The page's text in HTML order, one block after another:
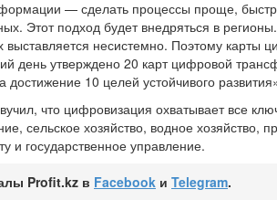
— сделать процессы проще,
Этот подход будет внедряться в
несистемно. Поэтому карты
день утверждено 20 карт цифровой
достижение 10 целей устойчивого
что цифровизация охватывает все
сельское хозяйство, водное хозяйство,
и государственное управление.
Profit.kz в Facebook и Telegram.